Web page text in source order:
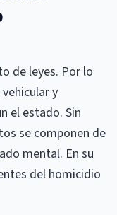
de leyes. Por lo
y
el estado. Sin
se componen de
mental. En su
del homicidio